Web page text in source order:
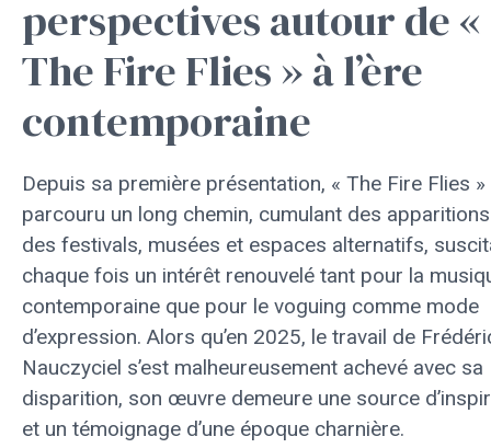
perspectives autour de «
The Fire Flies » à l’ère
contemporaine
Depuis sa première présentation, « The Fire Flies »
parcouru un long chemin, cumulant des
des festivals, musées et espaces alternatifs,
chaque fois un intérêt renouvelé tant pour la
contemporaine que pour le voguing comme mode
d’expression. Alors qu’en 2025, le travail de
Nauczyciel s’est malheureusement achevé avec sa
disparition, son œuvre demeure une source
et un témoignage d’une époque charnière.